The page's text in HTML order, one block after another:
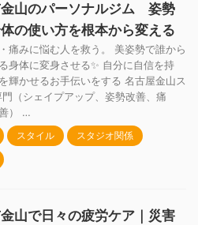
山のパーソナルジム 姿勢
の使い方を根本から変える
痛みに悩む人を救う。 美姿勢で誰から
身体に変身させる✨ 自分に自信を持
輝かせるお手伝いをする 名古屋金山ス
門（シェイプアップ、姿勢改善、痛
） …
スタイル
スタジオ関係
山で日々の疲労ケア｜災害